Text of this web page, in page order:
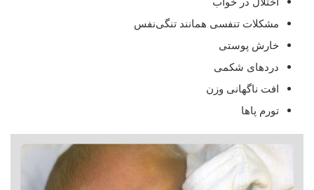
مشکلات تنفسی همانند تنگی‌نفس
خارش پوستی
دردهای شکمی
افت ناگهانی وزن
تورم پاها